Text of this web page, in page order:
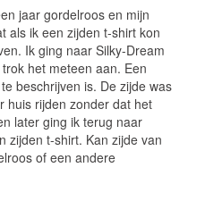
jaar gordelroos en mijn
als ik een zijden t-shirt kon
Ik ging naar Silky-Dream
het meteen aan. Een
beschrijven is. De zijde was
huis rijden zonder dat het
later ging ik terug naar
zijden t-shirt. Kan zijde van
of een andere